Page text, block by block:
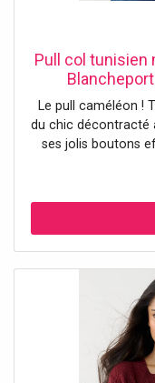
Pull col tunisien
Le pull caméléon !
du chic décontracté
ses jolis boutons
essentiel à adopter
avec boutons effet